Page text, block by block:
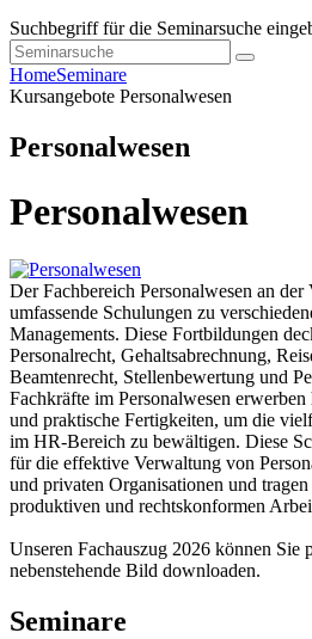
Suchbegriff für die Seminarsuche
HomeSeminare
Kursangebote Personalwesen
Personalwesen
Personalwesen
Der Fachbereich Personalwesen an
umfassende Schulungen zu
Managements. Diese Fortbildungen
Personalrecht, Gehaltsabrechnung,
Beamtenrecht, Stellenbewertung und
Fachkräfte im Personalwesen
und praktische Fertigkeiten, um die
im HR-Bereich zu bewältigen. Diese
für die effektive Verwaltung von
und privaten Organisationen und
produktiven und rechtskonformen
Unseren Fachauszug 2026 können Sie
nebenstehende Bild downloaden.
Seminare